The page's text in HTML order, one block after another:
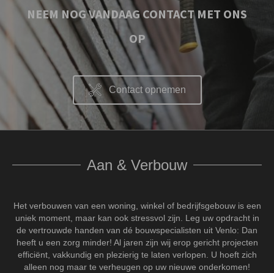
NEEM NOG VANDAAG CONTACT MET ONS
OP
Contact opnemen
Aan & Verbouw
Het verbouwen van een woning, winkel of bedrijfsgebouw is een
uniek moment, maar kan ook stressvol zijn. Leg uw opdracht in
de vertrouwde handen van dé bouwspecialisten uit Venlo: Dan
heeft u een zorg minder! Al jaren zijn wij erop gericht projecten
efficiënt, vakkundig en plezierig te laten verlopen. U hoeft zich
alleen nog maar te verheugen op uw nieuwe onderkomen!